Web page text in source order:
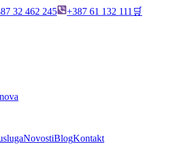
32 462 245 +387 61 132 111 🛒
NovostiBlogKontakt